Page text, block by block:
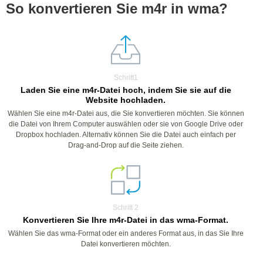
So konvertieren Sie m4r in wma?
Schritt1
Laden Sie eine m4r-Datei hoch, indem Sie sie auf die
Website hochladen.
Wählen Sie eine m4r-Datei aus, die Sie konvertieren möchten. Sie können
die Datei von Ihrem Computer auswählen oder sie von Google Drive oder
Dropbox hochladen. Alternativ können Sie die Datei auch einfach per
Drag-and-Drop auf die Seite ziehen.
Schritt 2
Konvertieren Sie Ihre m4r-Datei in das wma-Format.
Wählen Sie das wma-Format oder ein anderes Format aus, in das Sie Ihre
Datei konvertieren möchten.